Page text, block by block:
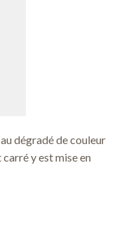
dégradé de couleur
y est mise en